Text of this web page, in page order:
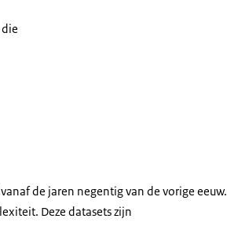
een tabel met tekst en grafieken erop.
de jaren negentig van de vorige eeuw.
Deze datasets zijn